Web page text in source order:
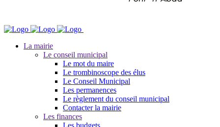
La mairie
Le conseil municipal
Le mot du maire
Le trombinoscope des élus
Le Conseil Municipal
Les permanences
Le règlement du conseil municipal
Contacter la mairie
Les finances
Les budgets